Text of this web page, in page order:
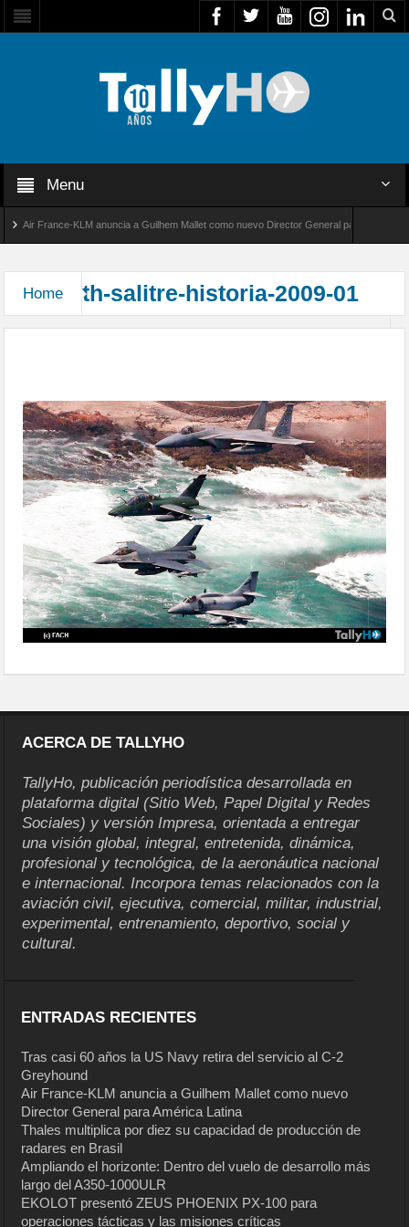
Menu
Air France-KLM anuncia a Guilhem Mallet como nuevo Director General para América
Home th-salitre-historia-2009-01
ACERCA DE TALLYHO
TallyHo, publicación periodística desarrollada en
plataforma digital (Sitio Web, Papel Digital y Redes
Sociales) y versión Impresa, orientada a entregar
una visión global, integral, entretenida, dinámica,
profesional y tecnológica, de la aeronáutica nacional
e internacional. Incorpora temas relacionados con la
aviación civil, ejecutiva, comercial, militar, industrial,
experimental, entrenamiento, deportivo, social y
cultural.
ENTRADAS RECIENTES
Tras casi 60 años la US Navy retira del servicio al C-2
Greyhound
Air France-KLM anuncia a Guilhem Mallet como nuevo
Director General para América Latina
Thales multiplica por diez su capacidad de producción de
radares en Brasil
Ampliando el horizonte: Dentro del vuelo de desarrollo más
largo del A350-1000ULR
EKOLOT presentó ZEUS PHOENIX PX-100 para
operaciones tácticas y las misiones críticas